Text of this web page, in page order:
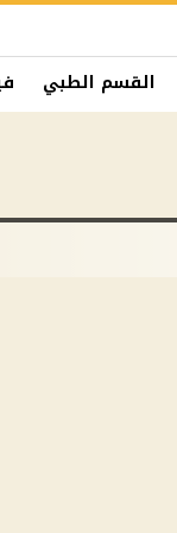
القسم الطبي